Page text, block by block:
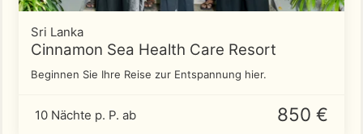
Sri Lanka
Cinnamon Sea Health Care Resort
Beginnen Sie Ihre Reise zur Entspannung hier.
10 Nächte p. P. ab 850 €